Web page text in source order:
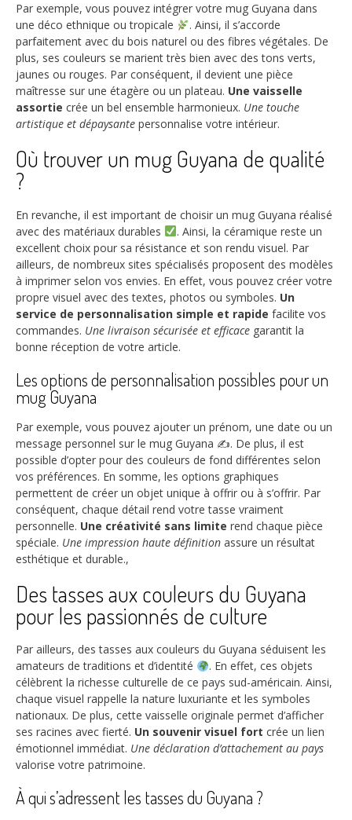
Par exemple, vous pouvez intégrer votre mug Guyana dans
une déco ethnique ou tropicale
. Ainsi, il s’accorde
parfaitement avec du bois naturel ou des fibres végétales. De
plus, ses couleurs se marient très bien avec des tons verts,
jaunes ou rouges. Par conséquent, il devient une pièce
maîtresse sur une étagère ou un plateau. Une vaisselle
assortie crée un bel ensemble harmonieux. Une touche
artistique et dépaysante personnalise votre intérieur.
Où trouver un mug Guyana de qualité
?
En revanche, il est important de choisir un mug Guyana réalisé
avec des matériaux durables
. Ainsi, la céramique reste un
excellent choix pour sa résistance et son rendu visuel. Par
ailleurs, de nombreux sites spécialisés proposent des modèles
à imprimer selon vos envies. En effet, vous pouvez créer votre
propre visuel avec des textes, photos ou symboles. Un
service de personnalisation simple et rapide facilite vos
commandes. Une livraison sécurisée et efficace garantit la
bonne réception de votre article.
Les options de personnalisation possibles pour un
mug Guyana
Par exemple, vous pouvez ajouter un prénom, une date ou un
message personnel sur le mug Guyana ✍️. De plus, il est
possible d’opter pour des couleurs de fond différentes selon
vos préférences. En somme, les options graphiques
permettent de créer un objet unique à offrir ou à s’offrir. Par
conséquent, chaque détail rend votre tasse vraiment
personnelle. Une créativité sans limite rend chaque pièce
spéciale. Une impression haute définition assure un résultat
esthétique et durable.,
Des tasses aux couleurs du Guyana
pour les passionnés de culture
Par ailleurs, des tasses aux couleurs du Guyana séduisent les
amateurs de traditions et d’identité
. En effet, ces objets
célèbrent la richesse culturelle de ce pays sud-américain. Ainsi,
chaque visuel rappelle la nature luxuriante et les symboles
nationaux. De plus, cette vaisselle originale permet d’afficher
ses racines avec fierté. Un souvenir visuel fort crée un lien
émotionnel immédiat. Une déclaration d’attachement au pays
valorise votre patrimoine.
À qui s’adressent les tasses du Guyana ?